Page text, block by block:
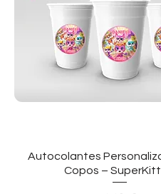
Visualização
Autocolantes
Copos –